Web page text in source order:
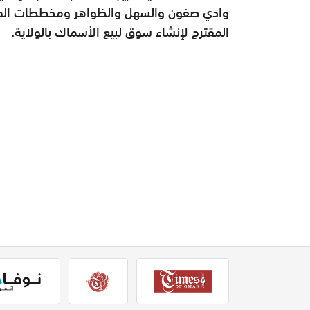
وادي صفون والسهل والظواهر ومخططات
المقترح لإنشاء سوق لبيع الأسماك بالولاية.